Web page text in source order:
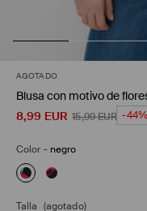
AGOTADO
Blusa con motivo de
8,99 EUR 15,99EUR -44%
Color - negro
Talla (agotado)